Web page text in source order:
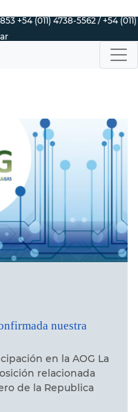
+54 (011) 4738-5562 / +54 (011)
nuestra
en la AOG La
relacionada
de la Republica